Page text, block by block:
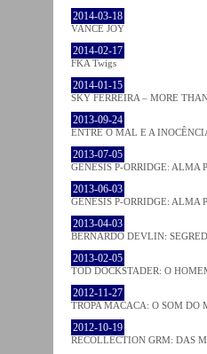
2014-03-18
VANCE JOY
2014-02-17
FKA Twigs
2014-01-15
SKY FERREIRA – MORE
2013-09-24
ENTRE O MAL E A
2013-07-05
GENESIS P-ORRIDGE: ALMA
2013-06-03
GENESIS P-ORRIDGE: ALMA
2013-04-03
BERNARDO DEVLIN:
2013-02-05
TOD DOCKSTADER: O
2012-11-27
TROPA MACACA: O SOM DO
2012-10-19
RECOLLECTION GRM: DAS